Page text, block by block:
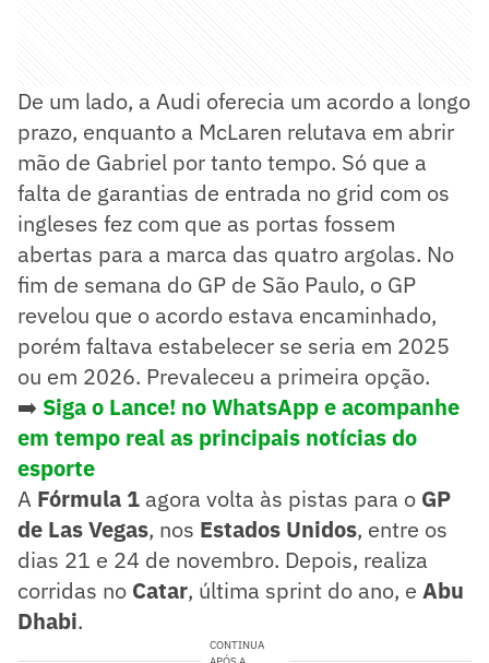
De um lado, a Audi oferecia um acordo a longo
prazo, enquanto a McLaren relutava em abrir
mão de Gabriel por tanto tempo. Só que a
falta de garantias de entrada no grid com os
ingleses fez com que as portas fossem
abertas para a marca das quatro argolas. No
fim de semana do GP de São Paulo, o GP
revelou que o acordo estava encaminhado,
porém faltava estabelecer se seria em 2025
ou em 2026. Prevaleceu a primeira opção.
➡️ Siga o Lance! no WhatsApp e acompanhe
em tempo real as principais notícias do
esporte
A Fórmula 1 agora volta às pistas para o GP
de Las Vegas, nos Estados Unidos, entre os
dias 21 e 24 de novembro. Depois, realiza
corridas no Catar, última sprint do ano, e Abu
Dhabi.
CONTINUA